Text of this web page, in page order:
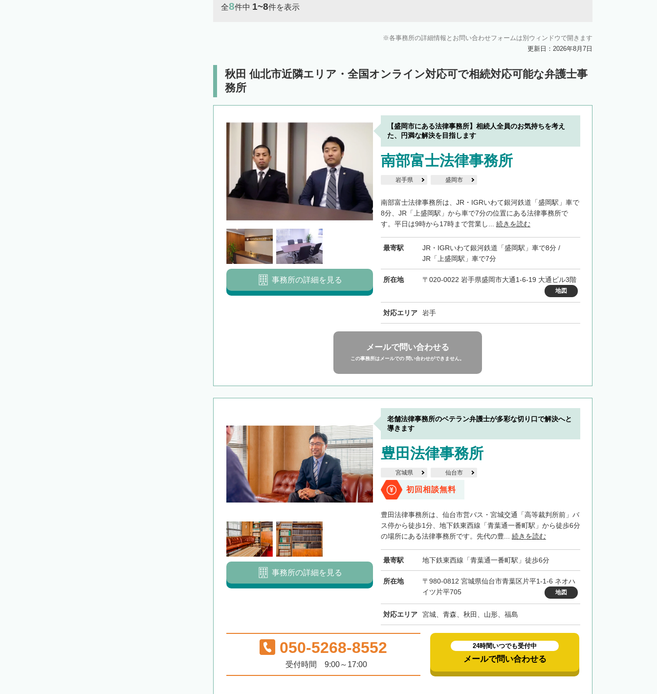
全8件中 1~8件を表示
各事務所の詳細情報とお問い合わせフォームは別ウィンドウで開きます
更新日：2026年8月7日
秋田 仙北市近隣エリア・全国オンライン対応可で相続対応可能な弁護士事
務所
【盛岡市にある法律事務所】相続人全員のお気持ちを考え
た、円満な解決を目指します
南部富士法律事務所
岩手県 盛岡市
南部富士法律事務所は、JR・IGRいわて銀河鉄道「盛岡駅」車で
8分、JR「上盛岡駅」から車で7分の位置にある法律事務所で
す。平日は9時から17時まで営業し... 続きを読む
最寄駅
JR・IGRいわて銀河鉄道「盛岡駅」車で8分 /
JR「上盛岡駅」車で7分
所在地 〒020-0022 岩手県盛岡市大通1-6-19 大通ビル3階
地図
対応エリア 岩手
事務所の詳細を見る
メールで問い合わせる
この事務所はメールでの 問い合わせができません。
老舗法律事務所のベテラン弁護士が多彩な切り口で解決へと
導きます
豊田法律事務所
宮城県 仙台市
初回相談無料
豊田法律事務所は、仙台市営バス・宮城交通「高等裁判所前」バ
ス停から徒歩1分、地下鉄東西線「青葉通一番町駅」から徒歩6分
の場所にある法律事務所です。先代の豊... 続きを読む
最寄駅 地下鉄東西線「青葉通一番町駅」徒歩6分
所在地
〒980-0812 宮城県仙台市青葉区片平1-1-6 ネオハ
イツ片平705
地図
対応エリア 宮城、青森、秋田、山形、福島
事務所の詳細を見る
050-5268-8552
受付時間 9:00～17:00
24時間いつでも受付中
メールで問い合わせる